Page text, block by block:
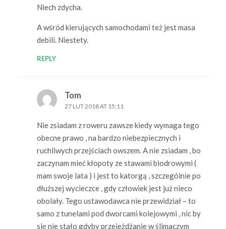
Niech zdycha.
A wśród kierujących samochodami też jest masa
debili. Niestety.
REPLY
Tom
27 LUT 2018 AT 15:11
Nie zsiadam z roweru zawsze kiedy wymaga tego
obecne prawo , na bardzo niebezpiecznych i
ruchliwych przejściach owszem. A nie zsiadam , bo
zaczynam mieć kłopoty ze stawami biodrowymi (
mam swoje lata ) i jest to katorgą , szczególnie po
dłuższej wycieczce , gdy człowiek jest już nieco
obolały. Tego ustawodawca nie przewidział – to
samo z tunelami pod dworcami kolejowymi , nic by
się nie stało gdyby przejeżdżanie w ślimaczym